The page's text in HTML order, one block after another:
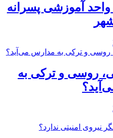
واحد آموزشی پسرانه
روسی و ترکی به